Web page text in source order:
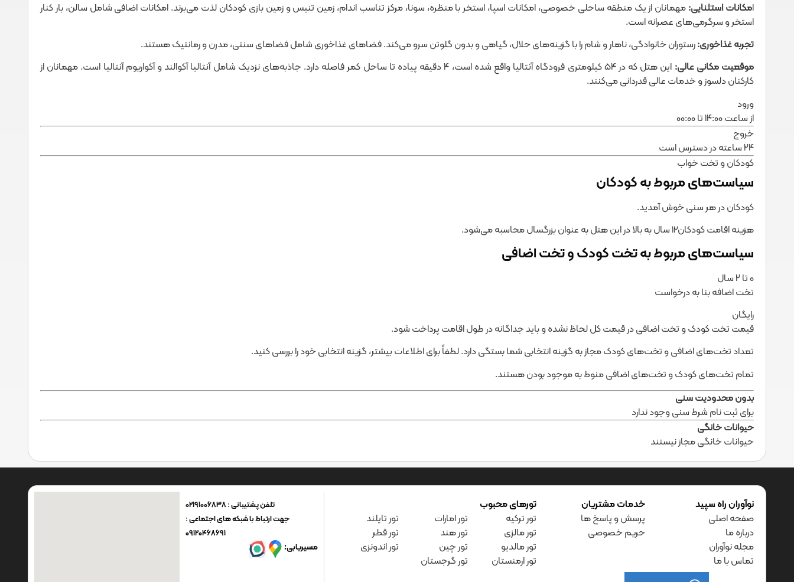
امکانات استثنایی: مهمانان از یک منطقه ساحلی خصوصی، امکانات اسپا، استخر با منظره، سونا، مرکز تناسب اندام، زمین تنیس و زمین بازی کودکان لذت می‌برند. امکانات اضافی شامل سالن، بار کنار
استخر و سرگرمی‌های عصرانه است.
تجربه غذاخوری:رستوران خانوادگی، ناهار و شام را با گزینه‌های حلال، گیاهی و بدون گلوتن سرو می‌کند. فضاهای غذاخوری شامل فضاهای سنتی، مدرن و رمانتیک هستند.
موقعیت مکانی عالی:
این هتل که در ۵۴ کیلومتری فرودگاه آنتالیا واقع شده است، ۴ دقیقه پیاده تا ساحل کمر فاصله دارد. جاذبه‌های نزدیک شامل آنتالیا آکوالند و آکواریوم آنتالیا است. مهمانان از
کارکنان دلسوز و خدمات عالی قدردانی می‌کنند.
ورود
از ساعت ۱۴:۰۰ تا ۰۰:۰۰
خروج
۲۴ ساعته در دسترس است
کودکان و تخت خواب
سیاست‌های مربوط به کودکان
کودکان در هر سنی خوش آمدید.
هزینه اقامت کودکان12 سال به بالا در این هتل به عنوان بزرگسال محاسبه می‌شود.
سیاست‌های مربوط به تخت کودک و تخت اضافی
۰ تا ۲ سال
تخت اضافه بنا به درخواست
رایگان
قیمت تخت کودک و تخت اضافی در قیمت کل لحاظ نشده و باید جداگانه در طول اقامت پرداخت شود.
تعداد تخت‌های اضافی و تخت‌های کودک مجاز به گزینه انتخابی شما بستگی دارد. لطفاً برای اطلاعات بیشتر، گزینه انتخابی خود را بررسی کنید.
تمام تخت‌های کودک و تخت‌های اضافی منوط به موجود بودن هستند.
بدون محدودیت سنی
برای ثبت نام شرط سنی وجود ندارد
حیوانات خانگی
حیوانات خانگی مجاز نیستند
نوآوران راه سپید
صفحه اصلی
درباره ما
مجله نوآوران
تماس با ما
خدمات مشتریان
پرسش و پاسخ ها
حریم خصوصی
تورهای محبوب
تور ترکیه
تور امارات
تور تایلند
تور مالزی
تور هند
تور قطر
تور مالدیو
تور چین
تور اندونزی
تور ارمنستان
تور گرجستان
تلفن پشتیبانی : 02191006838
جهت ارتباط با شبکه های اجتماعی :
09120468691
مسیریابی: